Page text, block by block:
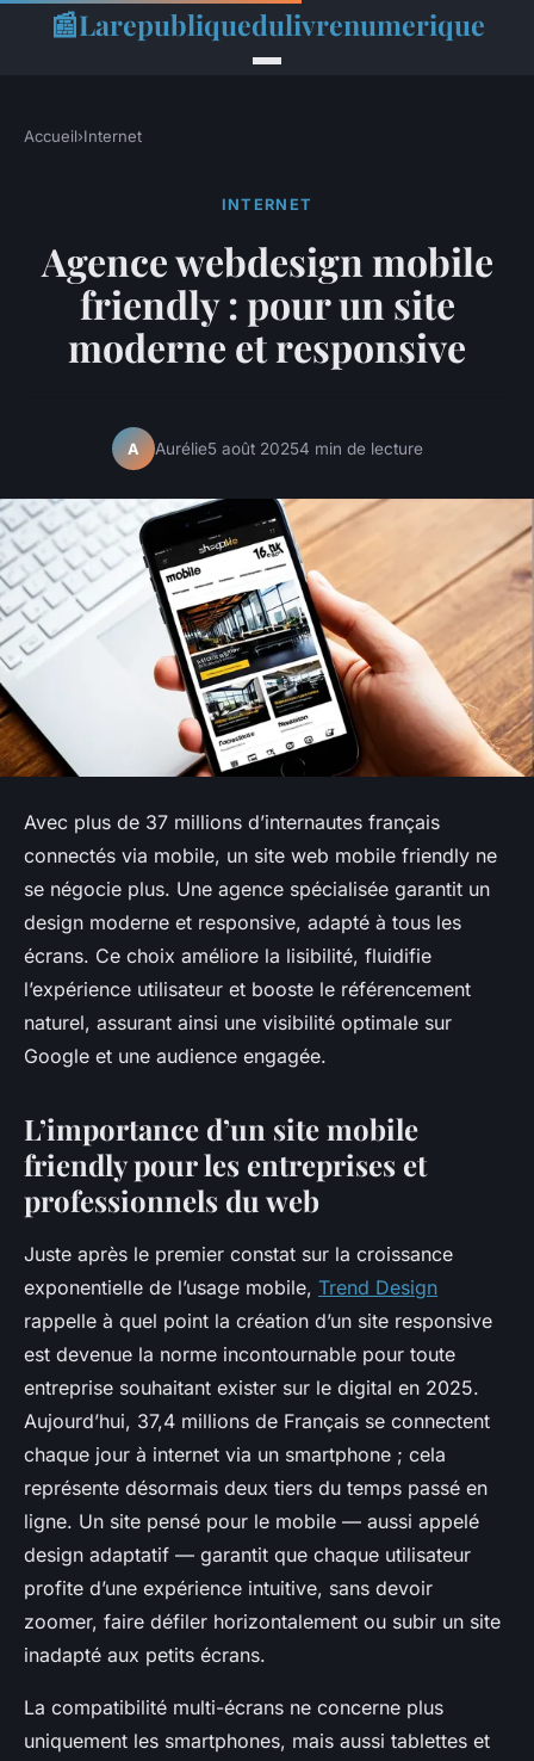
📰Larepubliquedulivrenumerique
Accueil›Internet
INTERNET
Agence webdesign mobile
friendly : pour un site
moderne et responsive
A Aurélie5 août 20254 min de lecture
Avec plus de 37 millions d’internautes français
connectés via mobile, un site web mobile friendly ne
se négocie plus. Une agence spécialisée garantit un
design moderne et responsive, adapté à tous les
écrans. Ce choix améliore la lisibilité, fluidifie
l’expérience utilisateur et booste le référencement
naturel, assurant ainsi une visibilité optimale sur
Google et une audience engagée.
L’importance d’un site mobile
friendly pour les entreprises et
professionnels du web
Juste après le premier constat sur la croissance
exponentielle de l’usage mobile, Trend Design
rappelle à quel point la création d’un site responsive
est devenue la norme incontournable pour toute
entreprise souhaitant exister sur le digital en 2025.
Aujourd’hui, 37,4 millions de Français se connectent
chaque jour à internet via un smartphone ; cela
représente désormais deux tiers du temps passé en
ligne. Un site pensé pour le mobile — aussi appelé
design adaptatif — garantit que chaque utilisateur
profite d’une expérience intuitive, sans devoir
zoomer, faire défiler horizontalement ou subir un site
inadapté aux petits écrans.
La compatibilité multi-écrans ne concerne plus
uniquement les smartphones, mais aussi tablettes et